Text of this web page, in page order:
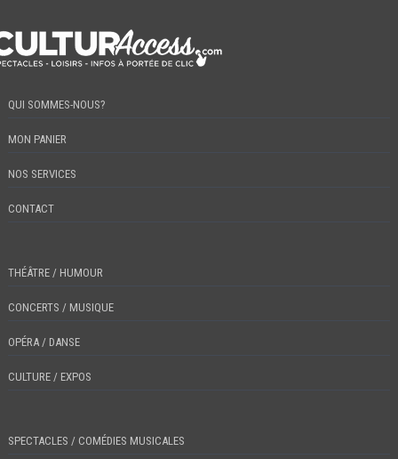
QUI SOMMES-NOUS?
MON PANIER
NOS SERVICES
CONTACT
THÉÂTRE / HUMOUR
CONCERTS / MUSIQUE
OPÉRA / DANSE
CULTURE / EXPOS
SPECTACLES / COMÉDIES MUSICALES